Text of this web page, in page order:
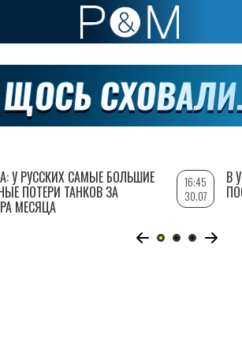
У РУССКИХ САМЫЕ БОЛЬШИЕ
ПОТЕРИ ТАНКОВ ЗА
МЕСЯЦА
16:45
30.07
В